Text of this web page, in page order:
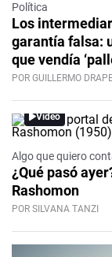
Política
Los
garantía falsa:
que vendía
POR GUILLERMO
Video
Algo que quiero
¿Qué pasó
Rashomon
POR SILVANA TANZI